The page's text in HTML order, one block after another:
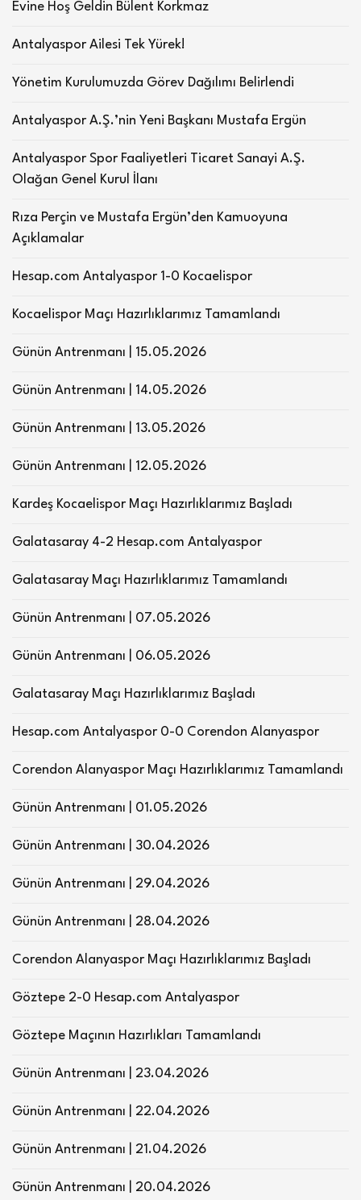
Evine Hoş Geldin Bülent Korkmaz
Antalyaspor Ailesi Tek Yürek!
Yönetim Kurulumuzda Görev Dağılımı Belirlendi
Antalyaspor A.Ş.’nin Yeni Başkanı Mustafa Ergün
Antalyaspor Spor Faaliyetleri Ticaret Sanayi A.Ş.
Olağan Genel Kurul İlanı
Rıza Perçin ve Mustafa Ergün’den Kamuoyuna
Açıklamalar
Hesap.com Antalyaspor 1-0 Kocaelispor
Kocaelispor Maçı Hazırlıklarımız Tamamlandı
Günün Antrenmanı | 15.05.2026
Günün Antrenmanı | 14.05.2026
Günün Antrenmanı | 13.05.2026
Günün Antrenmanı | 12.05.2026
Kardeş Kocaelispor Maçı Hazırlıklarımız Başladı
Galatasaray 4-2 Hesap.com Antalyaspor
Galatasaray Maçı Hazırlıklarımız Tamamlandı
Günün Antrenmanı | 07.05.2026
Günün Antrenmanı | 06.05.2026
Galatasaray Maçı Hazırlıklarımız Başladı
Hesap.com Antalyaspor 0-0 Corendon Alanyaspor
Corendon Alanyaspor Maçı Hazırlıklarımız Tamamlandı
Günün Antrenmanı | 01.05.2026
Günün Antrenmanı | 30.04.2026
Günün Antrenmanı | 29.04.2026
Günün Antrenmanı | 28.04.2026
Corendon Alanyaspor Maçı Hazırlıklarımız Başladı
Göztepe 2-0 Hesap.com Antalyaspor
Göztepe Maçının Hazırlıkları Tamamlandı
Günün Antrenmanı | 23.04.2026
Günün Antrenmanı | 22.04.2026
Günün Antrenmanı | 21.04.2026
Günün Antrenmanı | 20.04.2026